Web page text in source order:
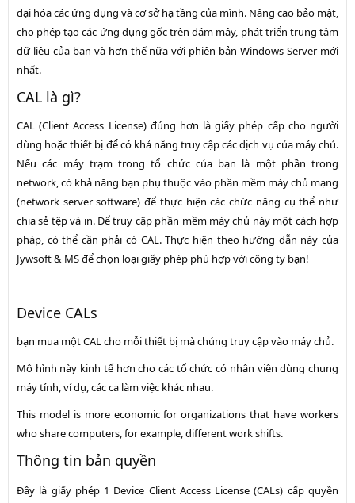
đại hóa các ứng dụng và cơ sở hạ tầng của mình. Nâng cao bảo mật,
cho phép tạo các ứng dụng gốc trên đám mây, phát triển trung tâm
dữ liệu của bạn và hơn thế nữa với phiên bản Windows Server mới
nhất.
CAL là gì?
CAL (Client Access License) đúng hơn là giấy phép cấp cho người
dùng hoặc thiết bị để có khả năng truy cập các dịch vụ của máy chủ.
Nếu các máy trạm trong tổ chức của bạn là một phần trong
network, có khả năng bạn phụ thuộc vào phần mềm máy chủ mạng
(network server software) để thực hiện các chức năng cụ thể như
chia sẻ tệp và in. Để truy cập phần mềm máy chủ này một cách hợp
pháp, có thể cần phải có CAL.Thực hiện theo hướng dẫn này của
Jywsoft & MS để chọn loại giấy phép phù hợp với công ty bạn!
Device CALs
bạn mua một CAL cho mỗi thiết bị mà chúng truy cập vào máy chủ.
Mô hình này kinh tế hơn cho các tổ chức có nhân viên dùng chung
máy tính, ví dụ, các ca làm việc khác nhau.
This model is more economic for organizations that have workers
who share computers, for example, different work shifts.
Thông tin bản quyền
Đây là giấy phép 1 Device Client Access License (CALs) cấp quyền